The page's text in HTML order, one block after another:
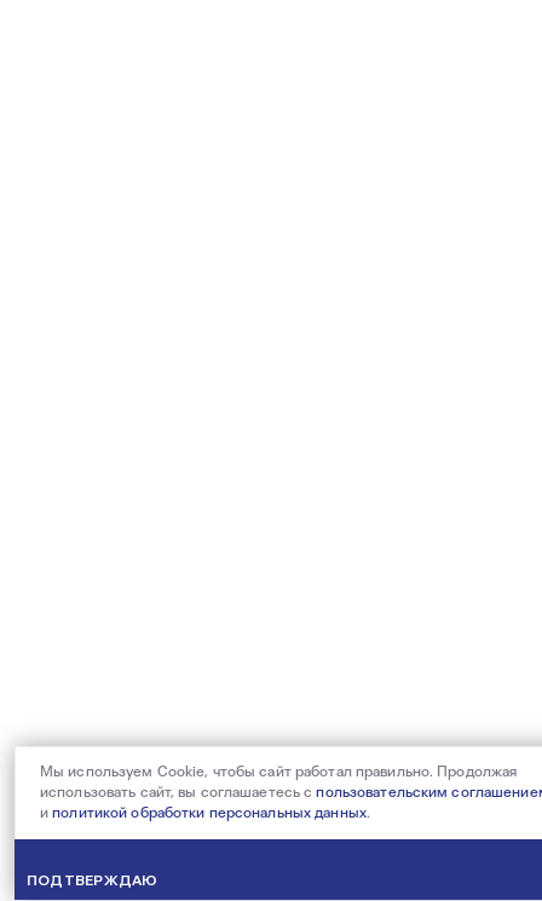
Мы используем Cookie, чтобы сайт работал правильно. Продолжая
использовать сайт, вы соглашаетесь спользовательским
иполитикой обработки персональных данных.
ПОДТВЕРЖДАЮ